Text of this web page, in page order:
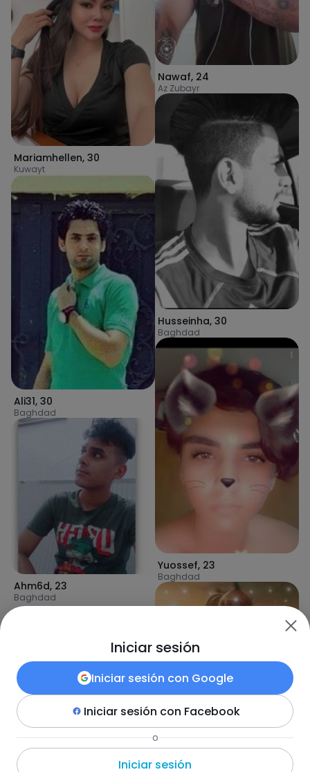
Mariamhellen, 30
Kuwayt
Ali31, 30
Baghdad
Ahm6d, 23
Baghdad
Nawaf, 24
Az Zubayr
Husseinha, 30
Baghdad
Yuossef, 23
Baghdad
FufiFufi,23
Baghdad
Iniciar sesión
Iniciar sesión con Google
Iniciar sesión con Facebook
o
Iniciar sesión